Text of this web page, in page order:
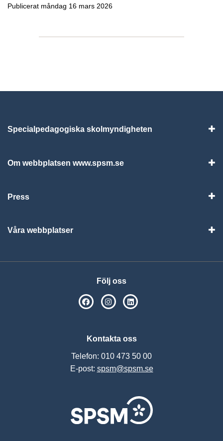
Publicerat måndag 16 mars 2026
Specialpedagogiska skolmyndigheten
Om webbplatsen www.spsm.se
Press
Våra webbplatser
Följ oss
SPSM på Facebook
SPSM på Instagram
Kontakta oss
Telefon: 010 473 50 00
E-post: spsm@spsm.se